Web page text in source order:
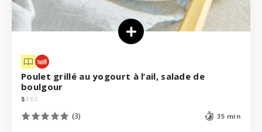
Poulet grillé au yogourt à l’ail, salade de
boulgour
$$ $$
(3) 35 min